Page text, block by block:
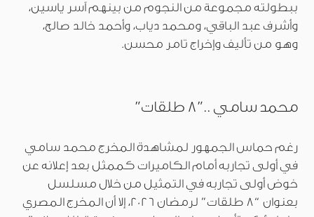
ببطولته مجموعة من النجوم من بينهم آسر ياسين،
وأشرف عبد الباقي، ومحمد دياب، وأحمد خالد صالح،
وهو من تأليف وإخراج تامر محسن.
محمد سامي ..”8 طلقات”
رغم حماس الجمهور لمشاهدة المخرج محمد سامي
في أولى تجاربه أمام الكاميرات كممثل بعد إعلانه عن
خوض أولى تجاربه في التمثيل من خلال مسلسل
بعنوان “8 طلقات” لرمضان 2026، إلا أن المخرج المصري